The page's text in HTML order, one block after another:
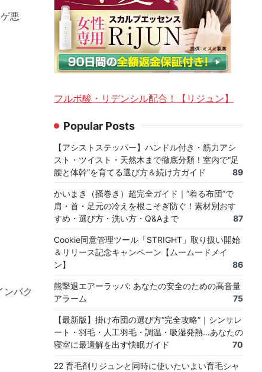
悪
パク
フルボ酸・リデンシル配合！【リジュン】
Popular Posts
【アシストステッパー】ハンドル付き・筋力アシ
スト・ツイスト・天然木まで徹底分類！室内で“足
腰と体幹”を育てる選び方＆続け方ガイド
89
かいまき（掻巻き）超完全ガイド｜“着る布団”で
肩・首・足元の冷えを根こそぎ防ぐ！素材別おす
すめ・選び方・洗い方・Q&Aまで
87
Cookie同意管理ツール「STRIGHT」取り扱い開始
＆リリース記念キャンペーン【ムームードメイ
ン】
86
熊撃退エアーラッパ: あなたの安全のための高音量
アラーム
75
【最新版】掛け布団の選び方“完全攻略”｜シンサレ
ート・羽毛・人工羽毛・調温・吸湿発熱…あなたの
寝室に最適解を出す快眠ガイド
70
22 育毛剤リジュンと同時に使いたいよい育毛シャ